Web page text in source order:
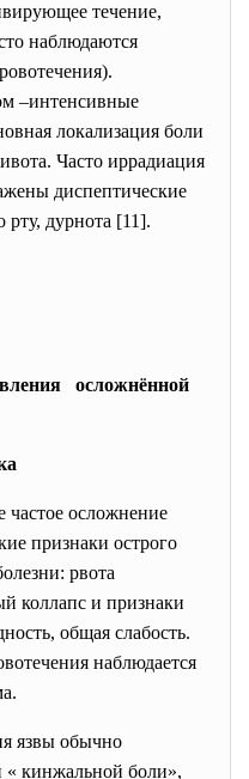
течение,
наблюдаются
–интенсивные
локализация боли
Часто иррадиация
диспептические
рту, дурнота [11].
осложнённой
осложнение
признаки острого
рвота
коллапс и признаки
общая слабость.
наблюдается
обычно
« кинжальной боли»,